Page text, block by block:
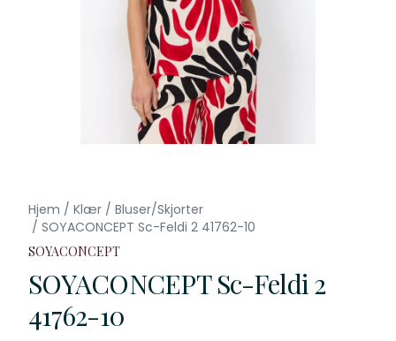
Hjem / Klær / Bluser/Skjorter
/ SOYACONCEPT Sc-Feldi 2 41762-10
SOYACONCEPT
SOYACONCEPT Sc-Feldi 2
41762-10